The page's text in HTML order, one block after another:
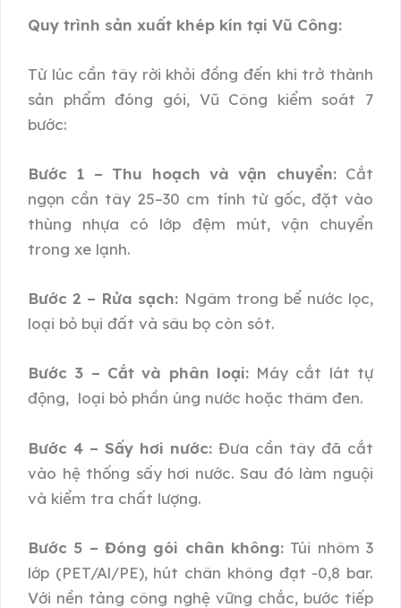
Quy trình sản xuất khép kín tại Vũ Công:
Từ lúc cần tây rời khỏi đồng đến khi trở thành
sản phẩm đóng gói, Vũ Công kiểm soát 7
bước:
Bước 1 – Thu hoạch và vận chuyển:Cắt
ngọn cần tây 25–30 cm tính từ gốc, đặt vào
thùng nhựa có lớp đệm mút, vận chuyển
trong xe lạnh.
Bước 2 – Rửa sạch: Ngâm trong bể nước lọc,
loại bỏ bụi đất và sâu bọ còn sót.
Bước 3 – Cắt và phân loại:Máy cắt lát tự
động, loại bỏ phần úng nước hoặc thâm đen.
Bước 4 – Sấy hơi nước: Đưa cần tây đã cắt
vào hệ thống sấy hơi nước. Sau đó làm nguội
và kiểm tra chất lượng.
Bước 5 – Đóng gói chân không: Túi nhôm 3
lớp (PET/Al/PE), hút chân không đạt -0,8 bar.
Với nền tảng công nghệ vững chắc, bước tiếp